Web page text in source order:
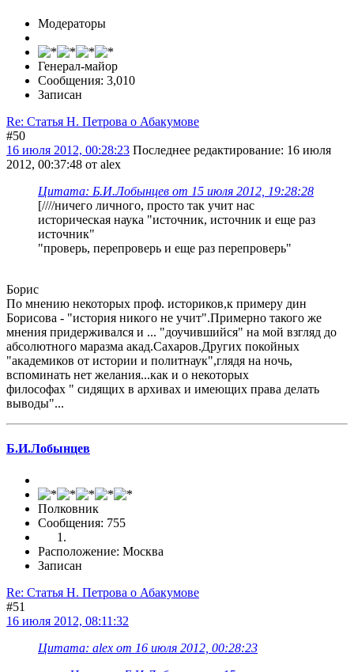
Модераторы
Генерал-майор
Сообщения: 3,010
Записан
Re: Статья Н. Петрова о Абакумове
#50
16 июля 2012, 00:28:23 Последнее редактирование: 16 июля
2012, 00:37:48 от alex
Цитата: Б.И.Лобынцев от 15 июля 2012, 19:28:28
[////ничего личного, просто так учит нас
историческая наука "источник, источник и еще раз
источник"
"проверь, перепроверь и еще раз перепроверь"
Борис
По мнению некоторых проф. историков,к примеру дин
Борисова - "история никого не учит".Примерно такого же
мнения придерживался и ... "доучившийся" на мой взгляд до
абсолютного маразма акад.Сахаров.Других покойных
"академиков от истории и политнаук",глядя на ночь,
вспоминать нет желания...как и о некоторых
философах " сидящих в архивах и имеющих права делать
выводы"...
Б.И.Лобынцев
Полковник
Сообщения: 755
Расположение: Москва
Записан
Re: Статья Н. Петрова о Абакумове
#51
16 июля 2012, 08:11:32
Цитата: alex от 16 июля 2012, 00:28:23